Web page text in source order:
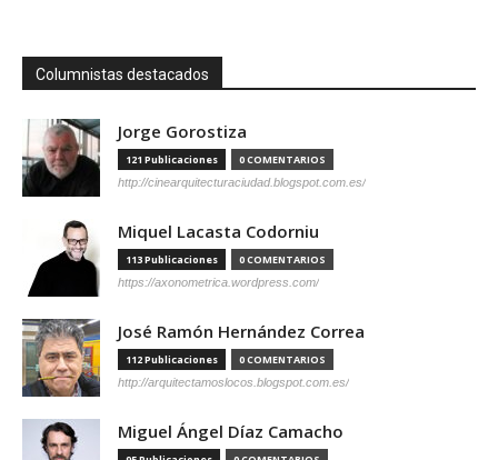
Columnistas destacados
Jorge Gorostiza
121 Publicaciones 0 COMENTARIOS
http://cinearquitecturaciudad.blogspot.com.es/
Miquel Lacasta Codorniu
113 Publicaciones 0 COMENTARIOS
https://axonometrica.wordpress.com/
José Ramón Hernández Correa
112 Publicaciones 0 COMENTARIOS
http://arquitectamoslocos.blogspot.com.es/
Miguel Ángel Díaz Camacho